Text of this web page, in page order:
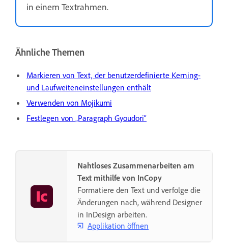
in einem Textrahmen.
Ähnliche Themen
Markieren von Text, der benutzerdefinierte Kerning-
und Laufweiteneinstellungen enthält
Verwenden von Mojikumi
Festlegen von „Paragraph Gyoudori“
Nahtloses Zusammenarbeiten am
Text mithilfe von InCopy
Formatiere den Text und verfolge die
Änderungen nach, während Designer
in InDesign arbeiten.
Applikation öffnen